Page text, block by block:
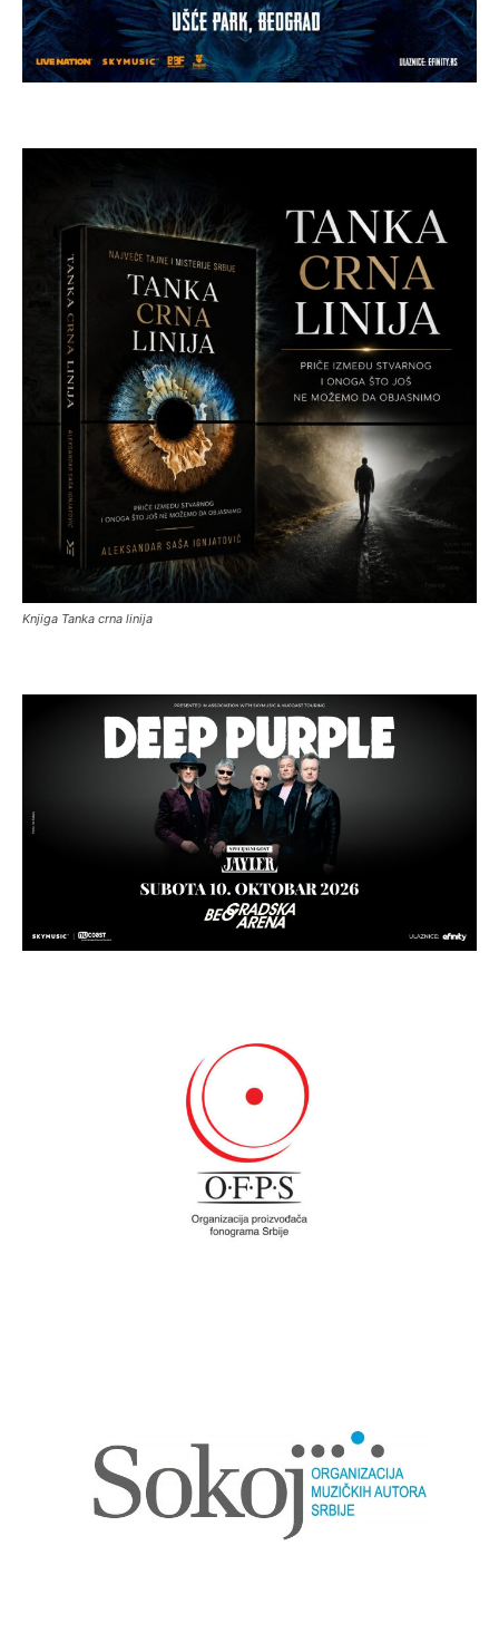
Knjiga Tanka crna linija